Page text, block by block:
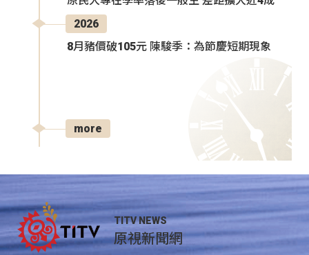
2026
8月豬價破105元 陳駿季：為節慶短期現象
more
TITV NEWS
原視新聞網